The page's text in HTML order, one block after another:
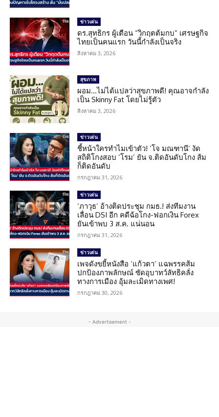
ข่าวเด่น
ดร.สุทธิกร ผู้เตือน “วิกฤตต้มกบ” เศรษฐกิจ
ไทยเป็นคนแรก วันนี้กำลังเป็นจริง
สิงหาคม 3, 2026
สุขภาพ
ผอม…ไม่ได้แปลว่าสุขภาพดี! คุณอาจกำลัง
เป็น Skinny Fat โดยไม่รู้ตัว
สิงหาคม 3, 2026
ข่าวเด่น
ชี้หน้าใครทำไมเข้าตัว! ‘โจ มณฑานี’ งัด
สถิติโกงสอบ ‘โรม’ ยัน จ.ติดอันดับโกง ส้ม
ก็ติดอันดับ
กรกฎาคม 31, 2026
ข่าวเด่น
‘ภาวุธ’ อ้างติดประชุม กมธ.! ส่งทีมงาน
เลื่อน DSI อีก คดีฉ้อโกง-ฟอกเงิน Forex
ยันเข้าพบ 3 ส.ค. แน่นอน
กรกฎาคม 31, 2026
ข่าวเด่น
เพจดังขยี้หนังสือ ‘แก้วตา’ แฉพรรคส้ม
ปกป้องภาพลักษณ์ ซัดอุบาทว์ลัทธิคลั่ง
ทางการเมือง อุ้มละเมิดทางเพศ!
กรกฎาคม 30, 2026
- Advertisement -